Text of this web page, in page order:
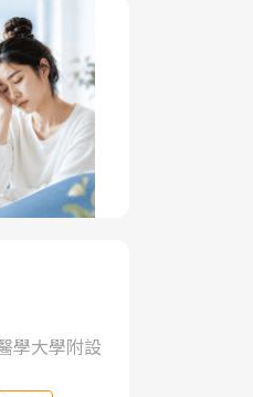
學大學附設